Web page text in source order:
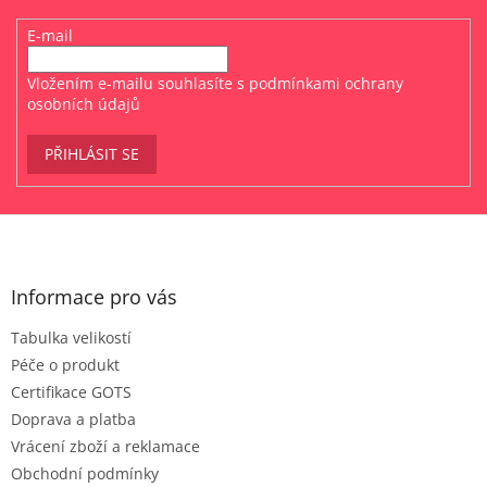
E-mail
Vložením e-mailu souhlasíte s podmínkami ochrany
osobních údajů
PŘIHLÁSIT SE
Z
Informace pro vás
Tabulka velikostí
Péče o produkt
Certifikace GOTS
Doprava a platba
Vrácení zboží a reklamace
Obchodní podmínky